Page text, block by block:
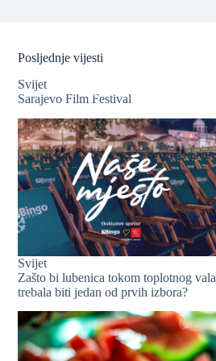
Posljednje vijesti
Svijet
Sarajevo Film Festival
Svijet
Zašto bi lubenica tokom toplotnog vala
trebala biti jedan od prvih izbora?
❆